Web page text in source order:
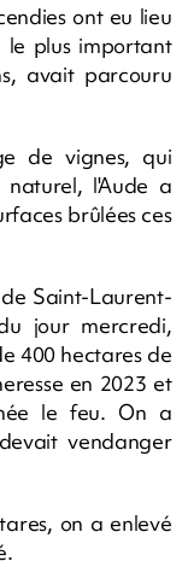
ont eu lieu
le plus important
avait parcouru
de vignes, qui
l'Aude a
brûlées ces
Saint-Laurent-
jour mercredi,
400 hectares de
en 2023 et
le feu. On a
vendanger
on a enlevé